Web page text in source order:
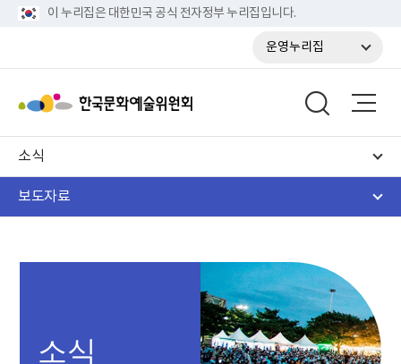
이 누리집은 대한민국 공식 전자정부 누리집입니다.
운영누리집
소식
보도자료
소식